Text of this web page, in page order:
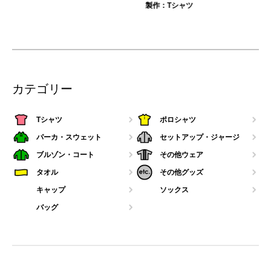
Tシャツ
カテゴリー
Tシャツ ポロシャツ
パーカ・スウェット セットアップ・ジャージ
ブルゾン・コート その他ウェア
タオル その他グッズ
キャップ ソックス
バッグ